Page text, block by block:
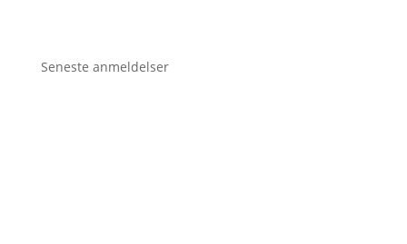
Seneste anmeldelser